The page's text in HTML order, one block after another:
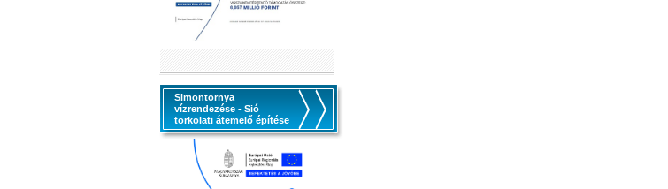
Simontornya
vízrendezése - Sió
torkolati átemelő építése